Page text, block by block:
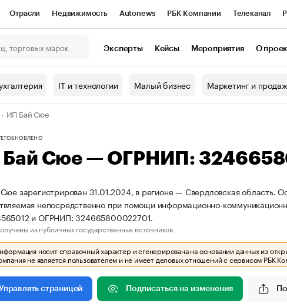
Отрасли Недвижимость Autonews РБК Компании Телеканал
Проверка контрагентов
Эксперты Кейсы Мероприятия О
IT и технологии Малый бизнес Маркетинг и
ИП Бай Сюе
ОБНОВЛЕНО
Бай Сюе — ОГРНИП:
зарегистрирован 31.01.2024, в регионе — Свердловская область.
непосредственно при помощи информационно-
и ОГРНИП: 324665800022701.
из публичных государственных источников.
носит справочный характер и сгенерирована на основании данных из
не является пользователем и не имеет деловых отношений с сервисом РБК
страницей Подписаться на изменения